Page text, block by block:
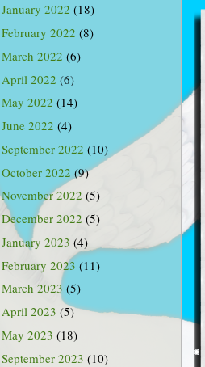
January 2022 (18)
February 2022 (8)
March 2022 (6)
April 2022 (6)
May 2022 (14)
June 2022 (4)
September 2022 (10)
October 2022 (9)
November 2022 (5)
December 2022 (5)
January 2023 (4)
February 2023 (11)
March 2023 (5)
April 2023 (5)
May 2023 (18)
September 2023 (10)